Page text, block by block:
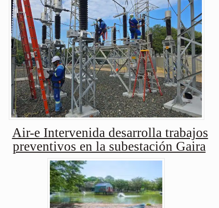
Air-e Intervenida desarrolla trabajos
preventivos en la subestación Gaira